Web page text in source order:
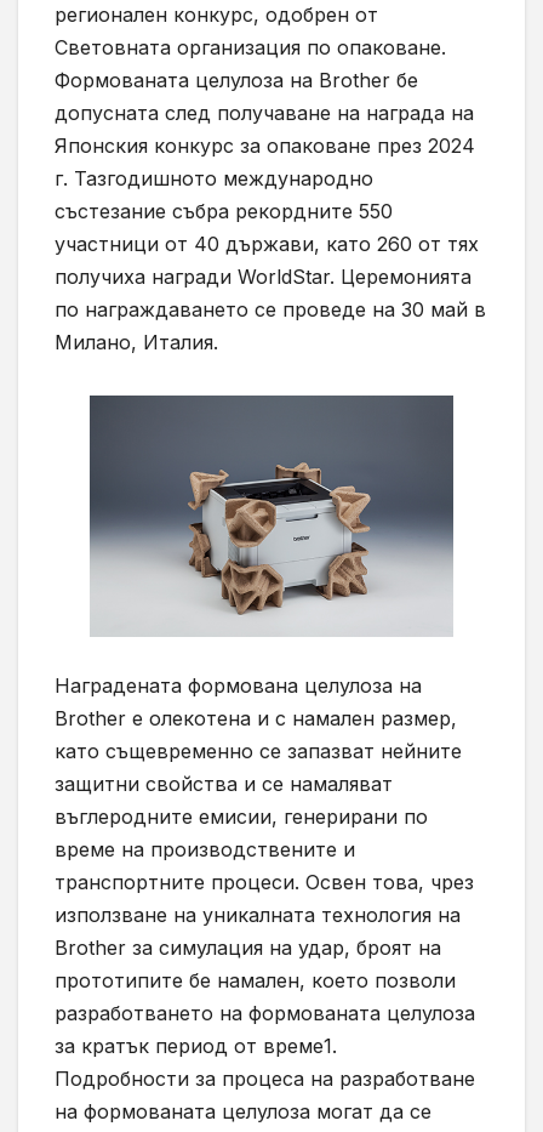
регионален конкурс, одобрен от
Световната организация по опаковане.
Формованата целулоза на Brother бе
допусната след получаване на награда на
Японския конкурс за опаковане през 2024
г. Тазгодишното международно
състезание събра рекордните 550
участници от 40 държави, като 260 от тях
получиха награди WorldStar. Церемонията
по награждаването се проведе на 30 май в
Милано, Италия.
Наградената формована целулоза на
Brother е олекотена и с намален размер,
като същевременно се запазват нейните
защитни свойства и се намаляват
въглеродните емисии, генерирани по
време на производствените и
транспортните процеси. Освен това, чрез
използване на уникалната технология на
Brother за симулация на удар, броят на
прототипите бе намален, което позволи
разработването на формованата целулоза
за кратък период от време1.
Подробности за процеса на разработване
на формованата целулоза могат да се